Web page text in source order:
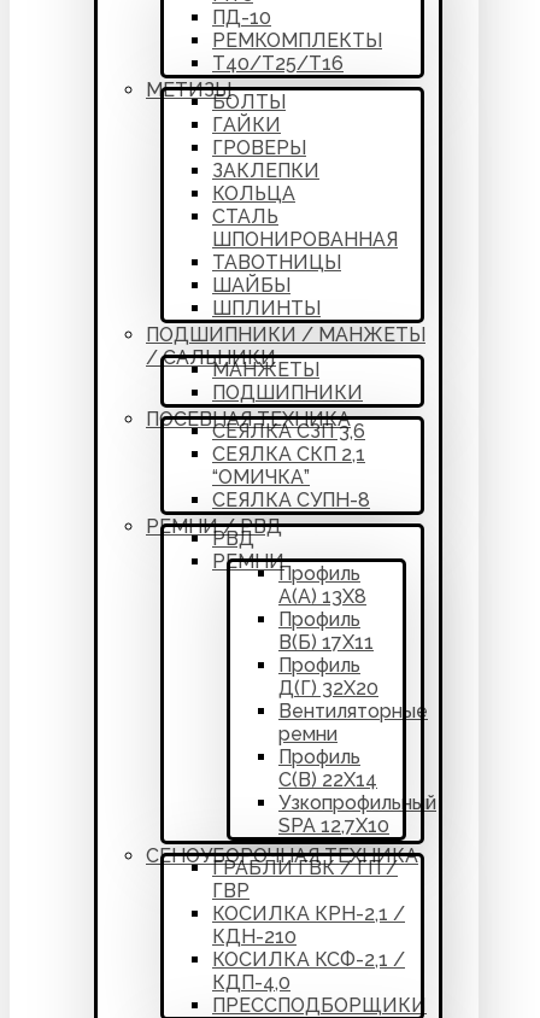
ПД-10
РЕМКОМПЛЕКТЫ
Т40/Т25/Т16
МЕТИЗЫ
БОЛТЫ
ГАЙКИ
ГРОВЕРЫ
ЗАКЛЕПКИ
КОЛЬЦА
СТАЛЬ
ШПОНИРОВАННАЯ
ТАВОТНИЦЫ
ШАЙБЫ
ШПЛИНТЫ
ПОДШИПНИКИ / МАНЖЕТЫ
/ САЛЬНИКИ
МАНЖЕТЫ
ПОДШИПНИКИ
ПОСЕВНАЯ ТЕХНИКА
СЕЯЛКА СЗП 3,6
СЕЯЛКА СКП 2,1
“ОМИЧКА”
СЕЯЛКА СУПН-8
РЕМНИ / РВД
РВД
РЕМНИ
Профиль
А(А) 13Х8
Профиль
В(Б) 17Х11
Профиль
Д(Г) 32Х20
Вентиляторные
ремни
Профиль
С(В) 22Х14
Узкопрофильный
SPA 12,7Х10
СЕНОУБОРОЧНАЯ ТЕХНИКА
ГРАБЛИ ГВК / ГП /
ГВР
КОСИЛКА КРН-2,1 /
КДН-210
КОСИЛКА КСФ-2,1 /
КДП-4,0
ПРЕССПОДБОРЩИКИ